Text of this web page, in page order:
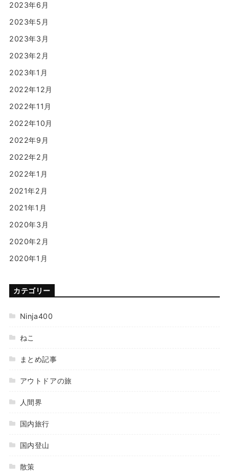
2023年6月
2023年5月
2023年3月
2023年2月
2023年1月
2022年12月
2022年11月
2022年10月
2022年9月
2022年2月
2022年1月
2021年2月
2021年1月
2020年3月
2020年2月
2020年1月
カテゴリー
Ninja400
ねこ
まとめ記事
アウトドアの旅
人間界
国内旅行
国内登山
散策